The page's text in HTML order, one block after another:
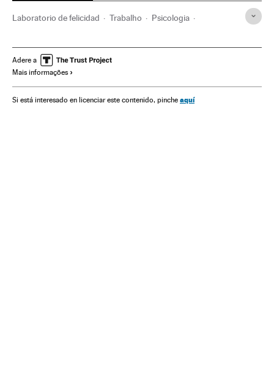
Laboratorio de felicidad Trabalho Psicologia
Estilo vida Resiliência Emoções
Recursos humanos
Adere a
Mais informações
Si está interesado en licenciar este contenido, pinche aquí